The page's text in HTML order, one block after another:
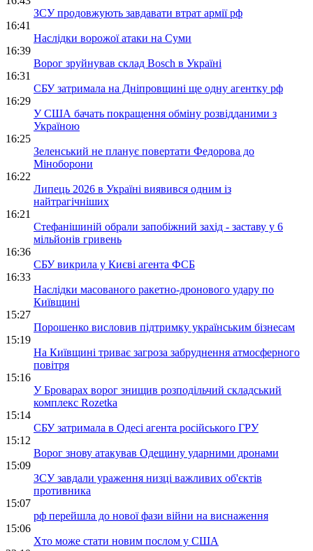
ЗСУ продовжують завдавати втрат армії рф
16:41
Наслідки ворожої атаки на Суми
16:39
Ворог зруйнував склад Bosch в Україні
16:31
СБУ затримала на Дніпровщині ще одну агентку рф
16:29
У США бачать покращення обміну розвідданими з
Україною
16:25
Зеленський не планує повертати Федорова до
Міноборони
16:22
Липець 2026 в Україні виявився одним із
найтрагічніших
16:21
Стефанішиній обрали запобіжний захід - заставу у 6
мільйонів гривень
16:36
СБУ викрила у Києві агента ФСБ
16:33
Наслідки масованого ракетно-дронового удару по
Київщині
15:27
Порошенко висловив підтримку українським бізнесам
15:19
На Київщині триває загроза забруднення атмосферного
повітря
15:16
У Броварах ворог знищив розподільчий складський
комплекс Rozetka
15:14
СБУ затримала в Одесі агента російського ГРУ
15:12
Ворог знову атакував Одещину ударними дронами
15:09
ЗСУ завдали ураження низці важливих об'єктів
противника
15:07
рф перейшла до нової фази війни на виснаження
15:06
Хто може стати новим послом у США